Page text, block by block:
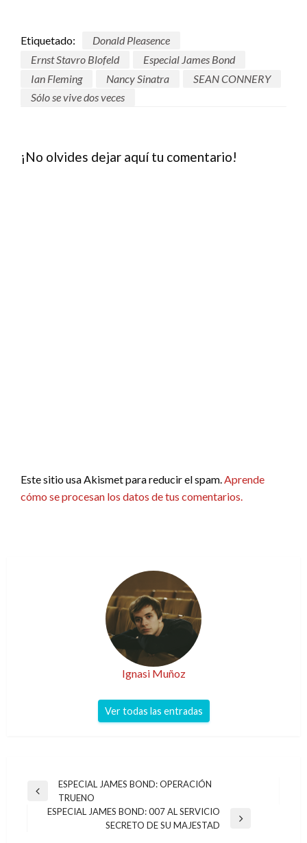
Etiquetado:
Donald Pleasence
Ernst Stavro Blofeld
Especial James Bond
Ian Fleming
Nancy Sinatra
SEAN CONNERY
Sólo se vive dos veces
¡No olvides dejar aquí tu comentario!
Este sitio usa Akismet para reducir el spam.Aprende
cómo se procesan los datos de tus comentarios.
Ignasi Muñoz
Ver todas las entradas
Navegación
Entrada
anterior
ESPECIAL JAMES BOND: OPERACIÓN
TRUENO
ESPECIAL JAMES BOND: 007 AL SERVICIO
SECRETO DE SU MAJESTAD